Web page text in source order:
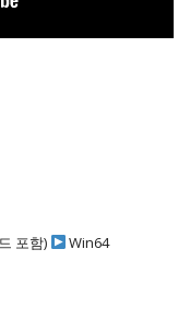
포함)
Win64